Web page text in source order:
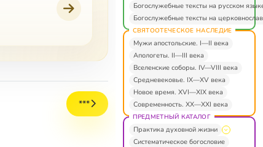
***
Богослужебные тексты на русском
Богослужебные тексты на
СВЯТООТЕЧЕСКОЕ НАСЛЕДИЕ
Мужи апостольские. I—II века
Апологеты. II—III века
Вселенские соборы. IV—VIII века
Средневековье. IX—XV века
Новое время. XVI—XIX века
Современность. XX—XXI века
ПРЕДМЕТНЫЙ КАТАЛОГ
Практика духовной жизни
Систематическое богословие